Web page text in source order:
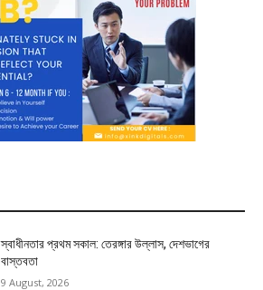
স্বাধীনতার প্রথম সকাল: তেরঙ্গার উল্লাস, দেশভাগের
বাস্তবতা
9 August, 2026